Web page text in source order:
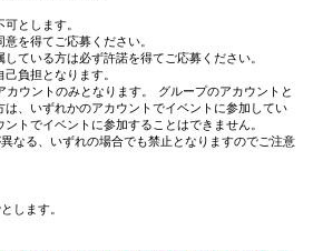
とします。
を得てご応募ください。
ている方は必ず許諾を得てご応募ください。
負担となります。
カウントのみとなります。 グループのアカウントと
、いずれかのアカウントでイベントに参加してい
トでイベントに参加することはできません。
なる、いずれの場合でも禁止となりますのでご注意
します。